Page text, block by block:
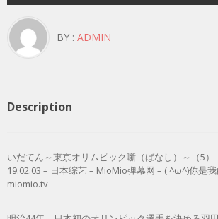
BY : ADMIN
Description
いだてん～東京オリムピック噺（ばなし）～（5）
19.02.03 – 日本综艺 – MioMio弹幕网 – ( ^ω^)你是
miomio.tv